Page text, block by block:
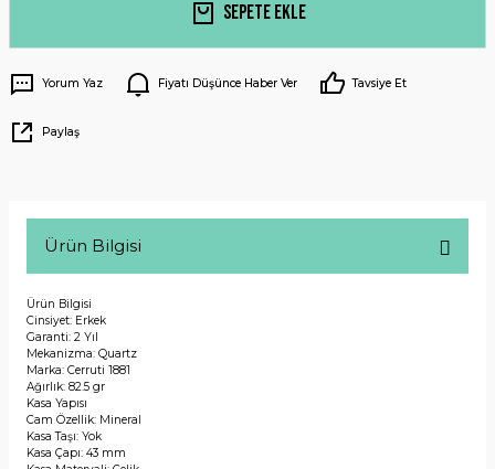
Sepete Ekle
Yorum Yaz Fiyatı Düşünce Haber Ver Tavsiye Et
Paylaş
Ürün Bilgisi
Ürün Bilgisi
Cinsiyet: Erkek
Garanti: 2 Yıl
Mekanizma: Quartz
Marka: Cerruti 1881
Ağırlık: 82.5 gr
Kasa Yapısı
Cam Özellik: Mineral
Kasa Taşı: Yok
Kasa Çapı: 43 mm